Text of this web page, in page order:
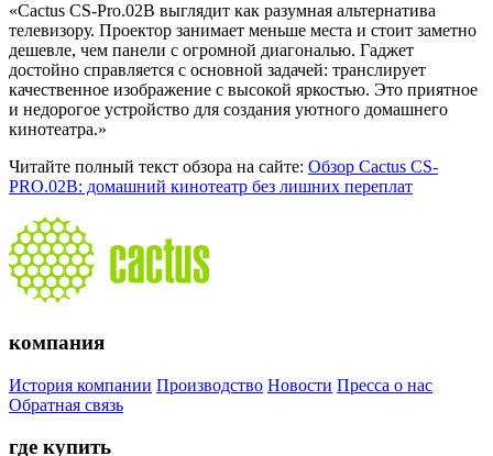
«Cactus CS-Pro.02B выглядит как разумная альтернатива
телевизору. Проектор занимает меньше места и стоит заметно
дешевле, чем панели с огромной диагональю. Гаджет
достойно справляется с основной задачей: транслирует
качественное изображение с высокой яркостью. Это приятное
и недорогое устройство для создания уютного домашнего
кинотеатра.»
Читайте полный текст обзора на сайте: Обзор Cactus CS-
PRO.02B: домашний кинотеатр без лишних переплат
компания
История компании Производство Новости Пресса о нас
Обратная связь
где купить